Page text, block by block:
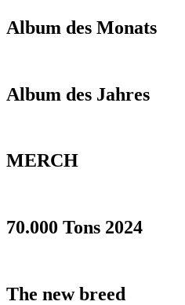
Album des Monats
Album des Jahres
MERCH
70.000 Tons 2024
The new breed